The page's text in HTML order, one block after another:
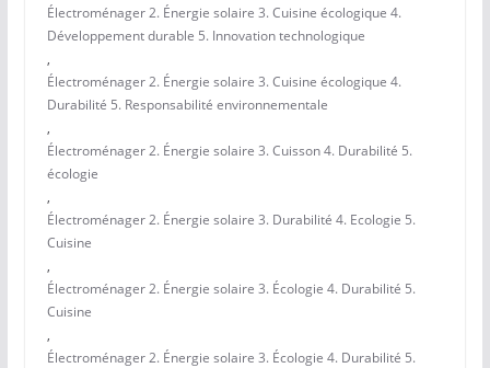
Électroménager 2. Énergie solaire 3. Cuisine écologique 4.
Développement durable 5. Innovation technologique
,
Électroménager 2. Énergie solaire 3. Cuisine écologique 4.
Durabilité 5. Responsabilité environnementale
,
Électroménager 2. Énergie solaire 3. Cuisson 4. Durabilité 5.
écologie
,
Électroménager 2. Énergie solaire 3. Durabilité 4. Ecologie 5.
Cuisine
,
Électroménager 2. Énergie solaire 3. Écologie 4. Durabilité 5.
Cuisine
,
Électroménager 2. Énergie solaire 3. Écologie 4. Durabilité 5.